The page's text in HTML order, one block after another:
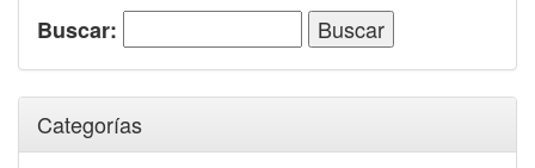
Buscar:
Categorías